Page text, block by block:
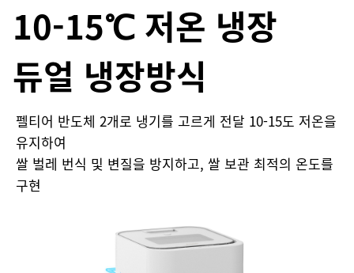
10-15℃ 저온 냉장
듀얼 냉장방식
펠티어 반도체 2개로 냉기를 고르게 전달 10-15도 저온을
유지하여
쌀 벌레 번식 및 변질을 방지하고, 쌀 보관 최적의 온도를
구현